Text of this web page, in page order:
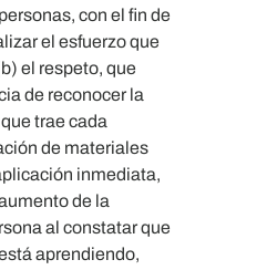
con el fin de
el esfuerzo que
el respeto, que
de reconocer la
trae cada
de materiales
inmediata,
de la
al constatar que
aprendiendo,